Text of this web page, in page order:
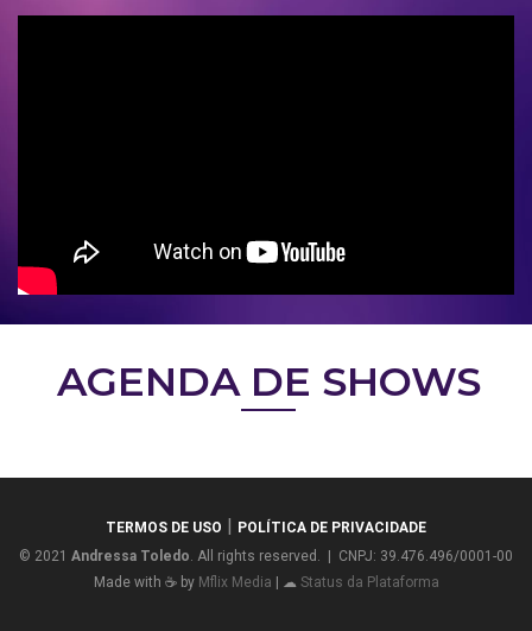
AGENDA DE SHOWS
TERMOS DE USO
POLÍTICA DE PRIVACIDADE
© 2021 Andressa Toledo. All rights reserved. | CNPJ: 39.476.496/0001-00
Made with ☕ by Mflix Media | ☁ Status da Plataforma